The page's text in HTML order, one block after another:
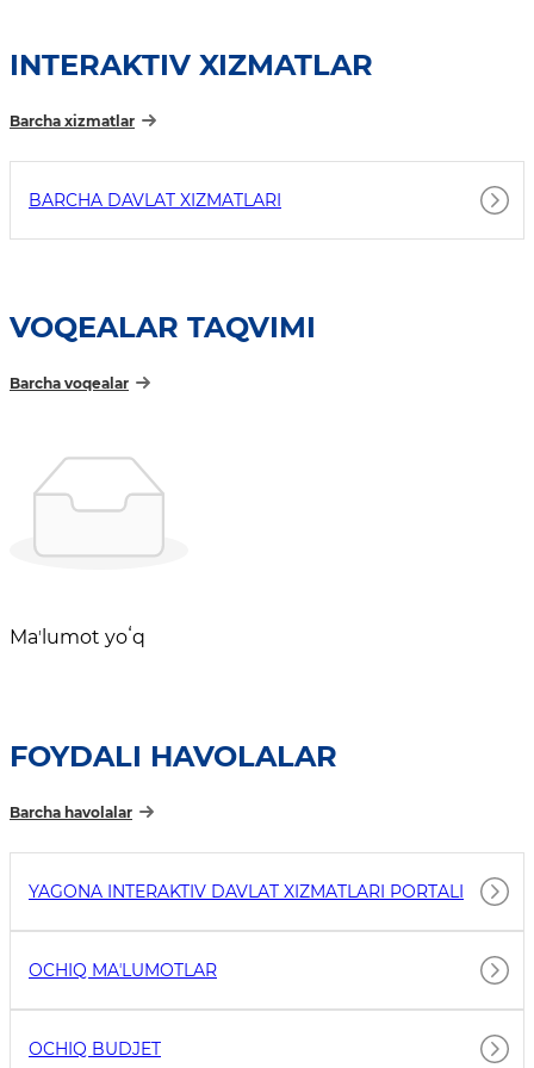
INTERAKTIV XIZMATLAR
Barcha xizmatlar
BARCHA DAVLAT XIZMATLARI
VOQEALAR TAQVIMI
Barcha voqealar
Maʼlumot yoʻq
FOYDALI HAVOLALAR
Barcha havolalar
YAGONA INTERAKTIV DAVLAT XIZMATLARI PORTALI
OCHIQ MAʼLUMOTLAR
OCHIQ BUDJET